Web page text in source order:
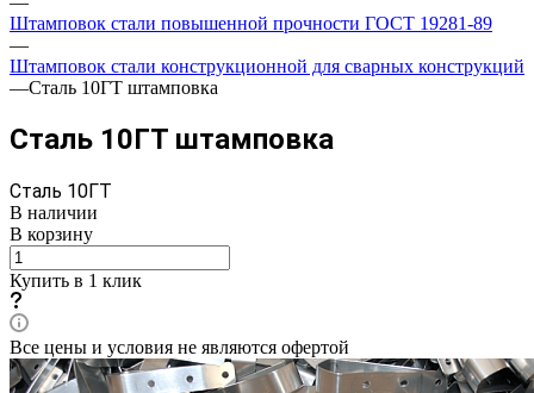
Штамповок стали повышенной прочности ГОСТ 19281-89
—
Штамповок стали конструкционной для сварных конструкций
—Сталь 10ГТ штамповка
Сталь 10ГТ штамповка
Сталь 10ГТ
В наличии
В корзину
Купить в 1 клик
Все цены и условия не являются офертой